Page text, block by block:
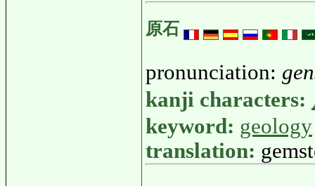
原石
pronunciation:
kanji characters:
keyword: geology
translation: